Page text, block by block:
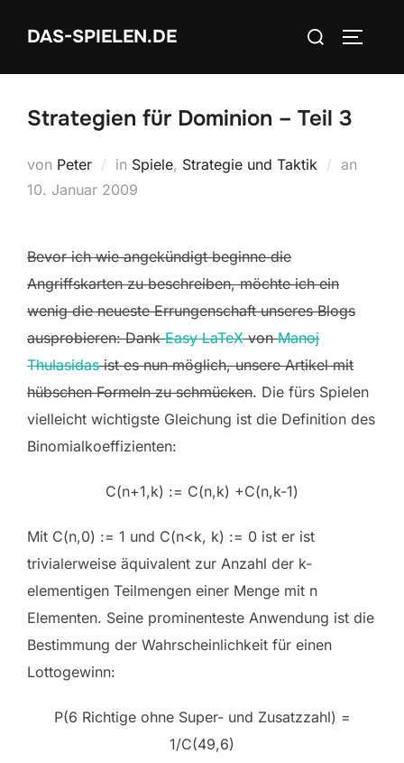
InhaltDAS-SPIELEN.DE
Suchen
Strategien für Dominion – Teil 3
von Peter in Spiele, Strategie und Taktik an
10. Januar 2009
Bevor ich wie angekündigt beginne die
Angriffskarten zu beschreiben, möchte ich ein
wenig die neueste Errungenschaft unseres Blogs
ausprobieren: DankEasy LaTeXvonManoj
Thulasidasist es nun möglich, unsere Artikel mit
hübschen Formeln zu schmücken. Die fürs Spielen
vielleicht wichtigste Gleichung ist die Definition des
Binomialkoeffizienten:
C(n+1,k) := C(n,k) +C(n,k-1)
Mit C(n,0) := 1 und C(n<k, k) := 0 ist er ist
trivialerweise äquivalent zur Anzahl der k-
elementigen Teilmengen einer Menge mit n
Elementen. Seine prominenteste Anwendung ist die
Bestimmung der Wahrscheinlichkeit für einen
Lottogewinn:
P(6 Richtige ohne Super- und Zusatzzahl) =
1/C(49,6)